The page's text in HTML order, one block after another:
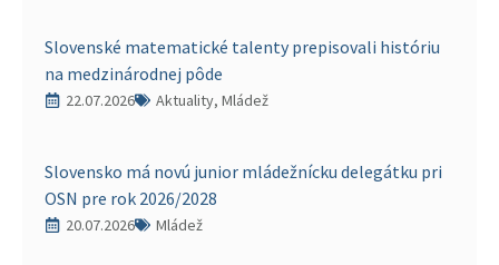
Slovenské matematické talenty prepisovali históriu
na medzinárodnej pôde
22.07.2026 Aktuality, Mládež
Slovensko má novú junior mládežnícku delegátku pri
OSN pre rok 2026/2028
20.07.2026 Mládež